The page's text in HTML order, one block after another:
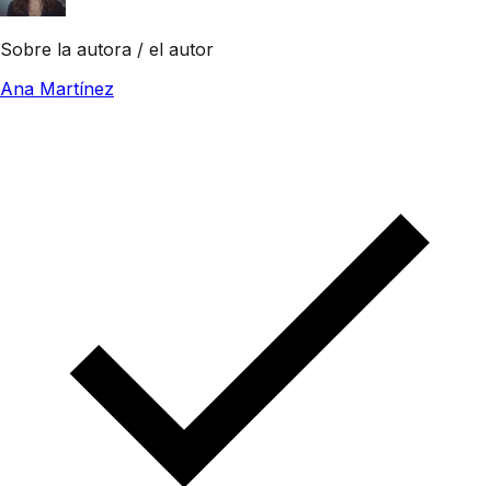
Sobre la autora / el autor
Ana Martínez